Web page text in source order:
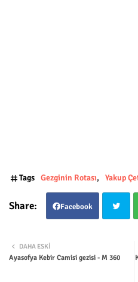
Tags Gezginin Rotası Yakup
Facebook
ter
DAHA ESKI
Ayasofya Kebir Camisi gezisi - M 360